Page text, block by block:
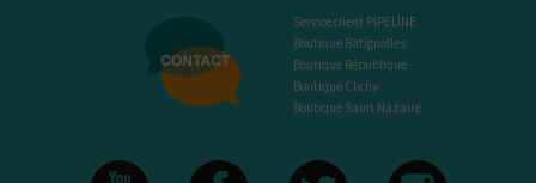
Service client PIPELINE
Boutique Batignolles
Boutique République
Boutique Clichy
Boutique Saint Nazaire